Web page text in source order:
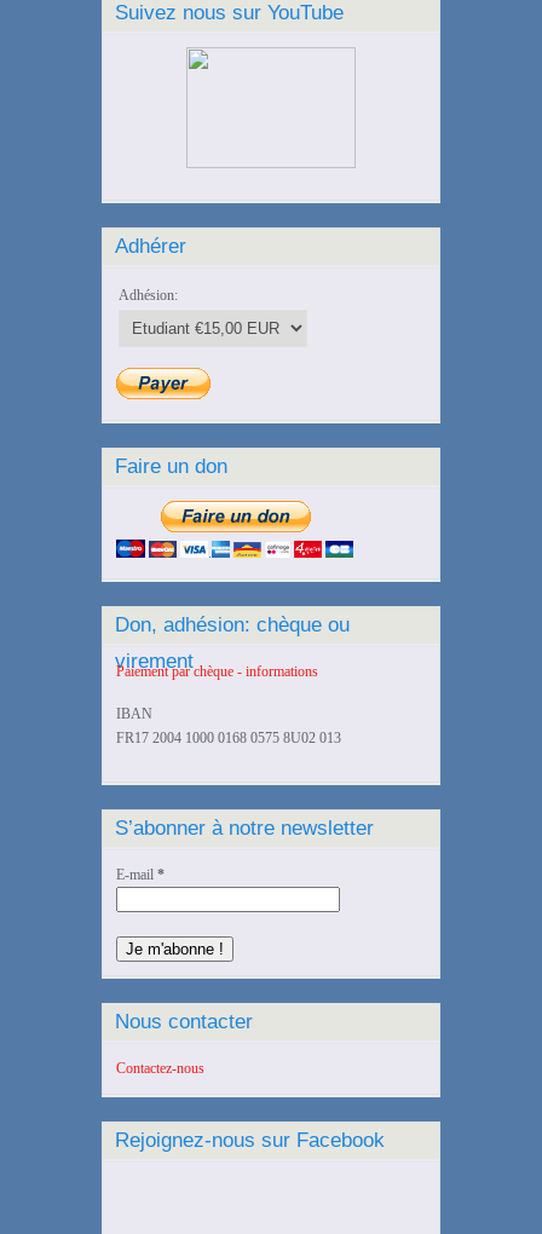
Suivez nous sur YouTube
Adhérer
Adhésion:
Faire un don
Don, adhésion: chèque ou
virement
Paiement par chèque - informations
IBAN
FR17 2004 1000 0168 0575 8U02 013
S’abonner à notre newsletter
E-mail *
Nous contacter
Contactez-nous
Rejoignez-nous sur Facebook